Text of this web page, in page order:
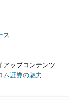
ス
アップコンテンツ
ム証券の魅力